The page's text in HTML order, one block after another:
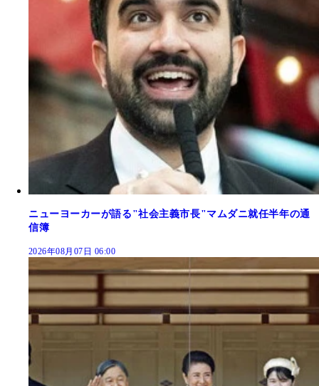
ニューヨーカーが語る"社会主義市長"マムダニ就任半年の通
信簿
2026年08月07日 06:00